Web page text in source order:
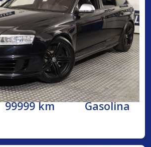
99999 km Gasolina